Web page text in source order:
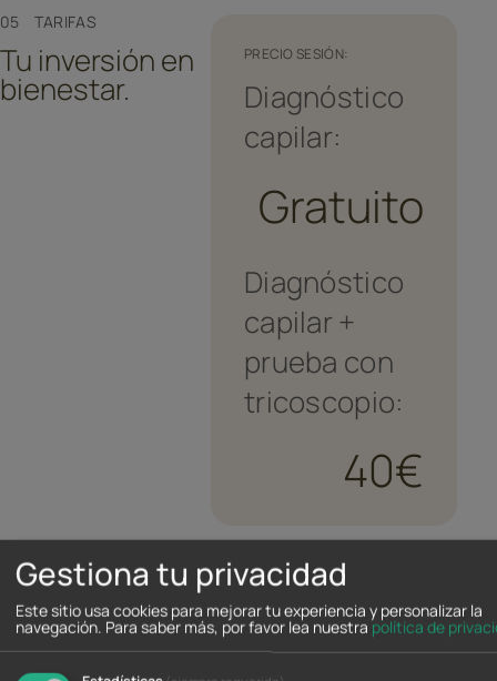
05 TARIFAS
Tu inversión en
bienestar.
PRECIO SESIÓN:
Diagnóstico
capilar:
Gratuito
Diagnóstico
capilar +
prueba con
tricoscopio:
40€
Gestiona tu privacidad
Este sitio usa cookies para mejorar tu experiencia y personalizar la
navegación. Para saber más, por favor lea nuestra política de